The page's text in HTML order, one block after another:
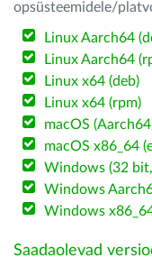
opsüsteemidele/
Linux Aarch64
Linux Aarch64
Linux x64 (deb)
Linux x64 (rpm)
macOS
macOS x86_64
Windows (32
Windows
Windows
Saadaolevad